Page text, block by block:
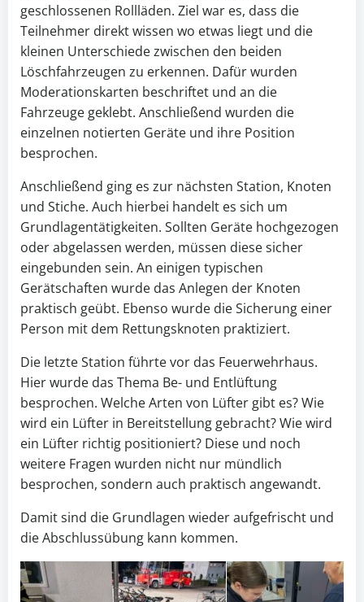
geschlossenen Rollläden. Ziel war es, dass die
Teilnehmer direkt wissen wo etwas liegt und die
kleinen Unterschiede zwischen den beiden
Löschfahrzeugen zu erkennen. Dafür wurden
Moderationskarten beschriftet und an die
Fahrzeuge geklebt. Anschließend wurden die
einzelnen notierten Geräte und ihre Position
besprochen.
Anschließend ging es zur nächsten Station, Knoten
und Stiche. Auch hierbei handelt es sich um
Grundlagentätigkeiten. Sollten Geräte hochgezogen
oder abgelassen werden, müssen diese sicher
eingebunden sein. An einigen typischen
Gerätschaften wurde das Anlegen der Knoten
praktisch geübt. Ebenso wurde die Sicherung einer
Person mit dem Rettungsknoten praktiziert.
Die letzte Station führte vor das Feuerwehrhaus.
Hier wurde das Thema Be- und Entlüftung
besprochen. Welche Arten von Lüfter gibt es? Wie
wird ein Lüfter in Bereitstellung gebracht? Wie wird
ein Lüfter richtig positioniert? Diese und noch
weitere Fragen wurden nicht nur mündlich
besprochen, sondern auch praktisch angewandt.
Damit sind die Grundlagen wieder aufgefrischt und
die Abschlussübung kann kommen.